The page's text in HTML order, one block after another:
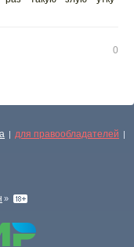
0
| для правообладателей |
»